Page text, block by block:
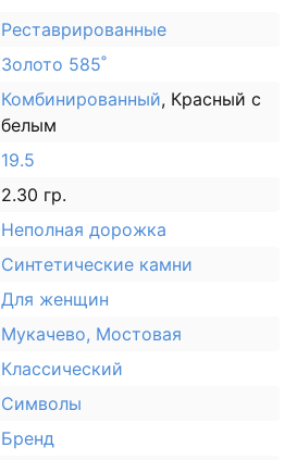
Реставрированные
Золото 585˚
Комбинированный, Красный с
белым
19.5
2.30 гр.
Неполная дорожка
Синтетические камни
Для женщин
Мукачево, Мостовая
Классический
Символы
Бренд